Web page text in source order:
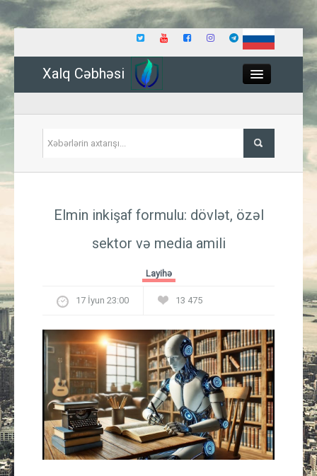
Xalq Cəbhəsi
İqtisadiyyat
Güney Azərbaycan
Mədəniyyət
Müsahibə
İdman
Elmin inkişaf formulu: dövlət, özəl
sektor və media amili
Layihə
17 İyun 23:00 13 475